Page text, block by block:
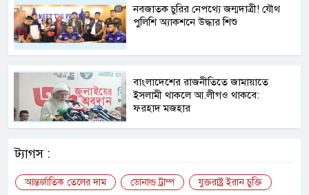
নবজাতক চুরির নেপথ্যে জন্মদাত্রী! যৌথ
পুলিশি অ্যাকশনে উদ্ধার শিশু
বাংলাদেশের রাজনীতিতে জামায়াতে
ইসলামী থাকলে আ.লীগও থাকবে:
ফরহাদ মজহার
ট্যাগস :
আন্তর্জাতিক তেলের দাম ডোনাল্ড ট্রাম্প যুক্তরাষ্ট্র ইরান চুক্তি